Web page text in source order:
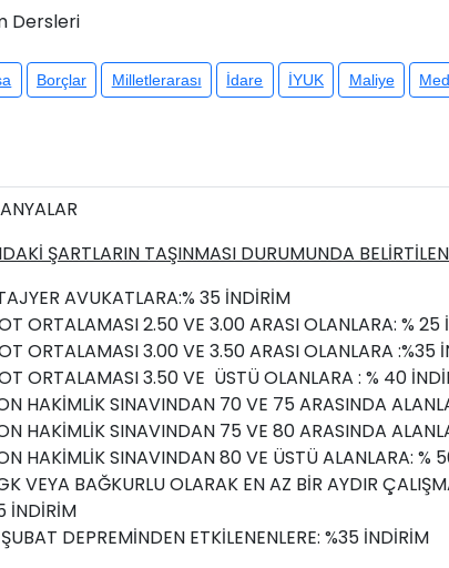
Dersleri
Borçlar Milletlerarası İdare İYUK Maliye
ŞARTLARIN TAŞINMASI DURUMUNDA
AVUKATLARA:% 35 İNDİRİM
ORTALAMASI 2.50 VE 3.00 ARASI OLANLARA: % 25
ORTALAMASI 3.00 VE 3.50 ARASI OLANLARA :%35
ORTALAMASI 3.50 VE ÜSTÜ OLANLARA : % 40
HAKİMLİK SINAVINDAN 70 VE 75 ARASINDA
HAKİMLİK SINAVINDAN 75 VE 80 ARASINDA
HAKİMLİK SINAVINDAN 80 VE ÜSTÜ ALANLARA: %
VEYA BAĞKURLU OLARAK EN AZ BİR AYDIR
İNDİRİM
DEPREMİNDEN ETKİLENENLERE: %35 İNDİRİM